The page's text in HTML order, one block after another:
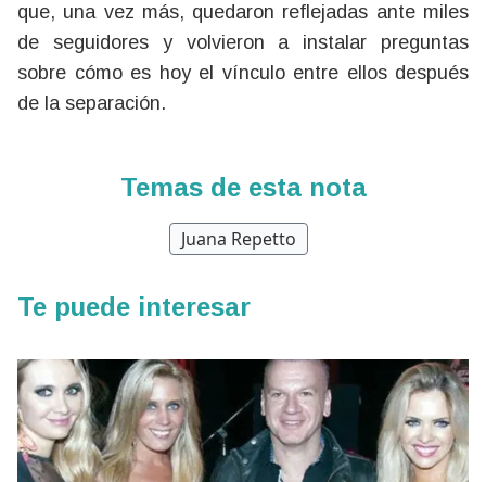
que, una vez más, quedaron reflejadas ante miles
de seguidores y volvieron a instalar preguntas
sobre cómo es hoy el vínculo entre ellos después
de la separación.
Temas de esta nota
Juana Repetto
Te puede interesar